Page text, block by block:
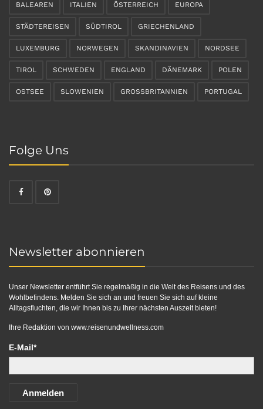
BALEAREN ITALIEN ÖSTERREICH EUROPA
STÄDTEREISEN SÜDTIROL GRIECHENLAND
LUXEMBURG NORWEGEN SKANDINAVIEN NORDSEE
TIROL SCHWEDEN ENGLAND DÄNEMARK POLEN
OSTSEE SLOWENIEN GROSSBRITANNIEN PORTUGAL
Folge Uns
Newsletter abonnieren
Unser Newsletter entführt Sie regelmäßig in die Welt des Reisens und des
Wohlbefindens. Melden Sie sich an und freuen Sie sich auf kleine
Alltagsfluchten, die wir Ihnen bis zu Ihrer nächsten Auszeit bieten!
Ihre Redaktion von www.reisenundwellness.com
E-Mail*
Anmelden